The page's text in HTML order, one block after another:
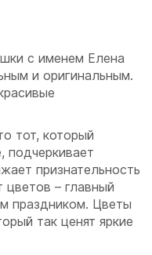
с именем Елена
и оригинальным.
тот, который
подчеркивает
признательность
– главный
праздником. Цветы
так ценят яркие